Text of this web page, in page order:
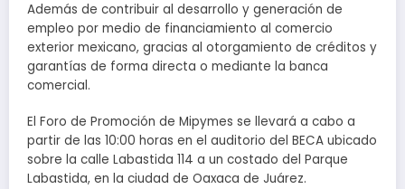
Además de contribuir al desarrollo y generación de
empleo por medio de financiamiento al comercio
exterior mexicano, gracias al otorgamiento de créditos y
garantías de forma directa o mediante la banca
comercial.
El Foro de Promoción de Mipymes se llevará a cabo a
partir de las 10:00 horas en el auditorio del BECA ubicado
sobre la calle Labastida 114 a un costado del Parque
Labastida, en la ciudad de Oaxaca de Juárez.